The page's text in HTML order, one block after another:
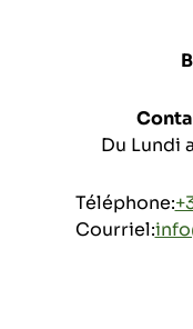
Du Lundi
Téléphone:
Courriel: